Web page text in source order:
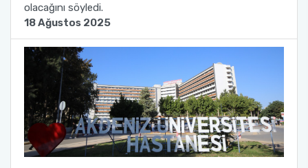
olacağını söyledi.
18 Ağustos 2025